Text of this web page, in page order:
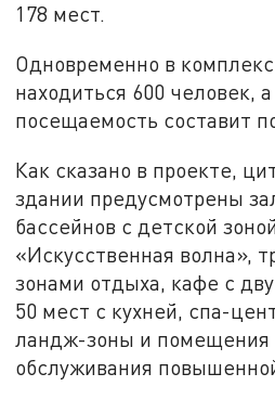
178 мест.
Одновременно в
находиться 600 человек,
посещаемость составит
Как сказано в проекте,
здании предусмотрены
бассейнов с детской
«Искусственная волна»,
зонами отдыха, кафе с
50 мест с кухней, спа-
ландж-зоны и помещения
обслуживания